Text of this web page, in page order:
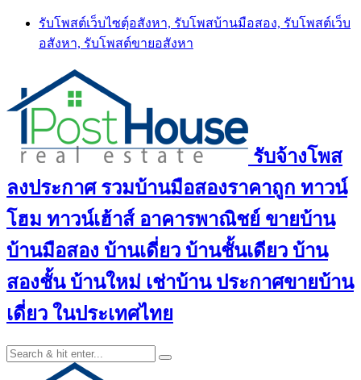
Skip
content
รับโพสต์เว็บไซตฺ์อสังหา, รับโพสบ้านมือสอง, รับโพสต์เว็บ
อสังหา, รับโพสต์ขายอสังหา
รับจ้างโพส
ลงประกาศ รวมบ้านมือสองราคาถูก ทาวน์
โฮม ทาวน์เฮ้าส์ อาคารพาณิชย์ ขายบ้าน
บ้านมือสอง บ้านเดี่ยว บ้านชั้นเดียว บ้าน
สองชั้น บ้านใหม่ เช่าบ้าน ประกาศขายบ้าน
เดี่ยว ในประเทศไทย